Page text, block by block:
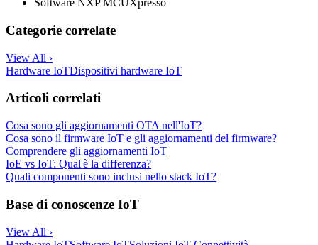
Software NXP MCUXpresso
Categorie correlate
View All ›
Hardware IoTDispositivi hardware IoT
Articoli correlati
Cosa sono gli aggiornamenti OTA nell'IoT?
Cosa sono il firmware IoT e gli aggiornamenti del firmware?
Comprendere gli aggiornamenti IoT
IoE vs IoT: Qual'è la differenza?
Quali componenti sono inclusi nello stack IoT?
Base di conoscenze IoT
View All ›